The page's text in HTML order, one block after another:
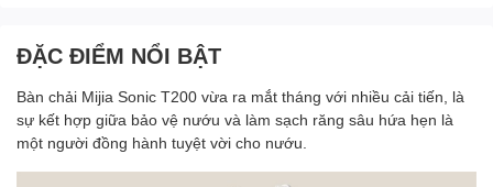
ĐẶC ĐIỂM NỔI BẬT
Bàn chải Mijia Sonic T200 vừa ra mắt tháng với nhiều cải tiến, là
sự kết hợp giữa bảo vệ nướu và làm sạch răng sâu hứa hẹn là
một người đồng hành tuyệt vời cho nướu.